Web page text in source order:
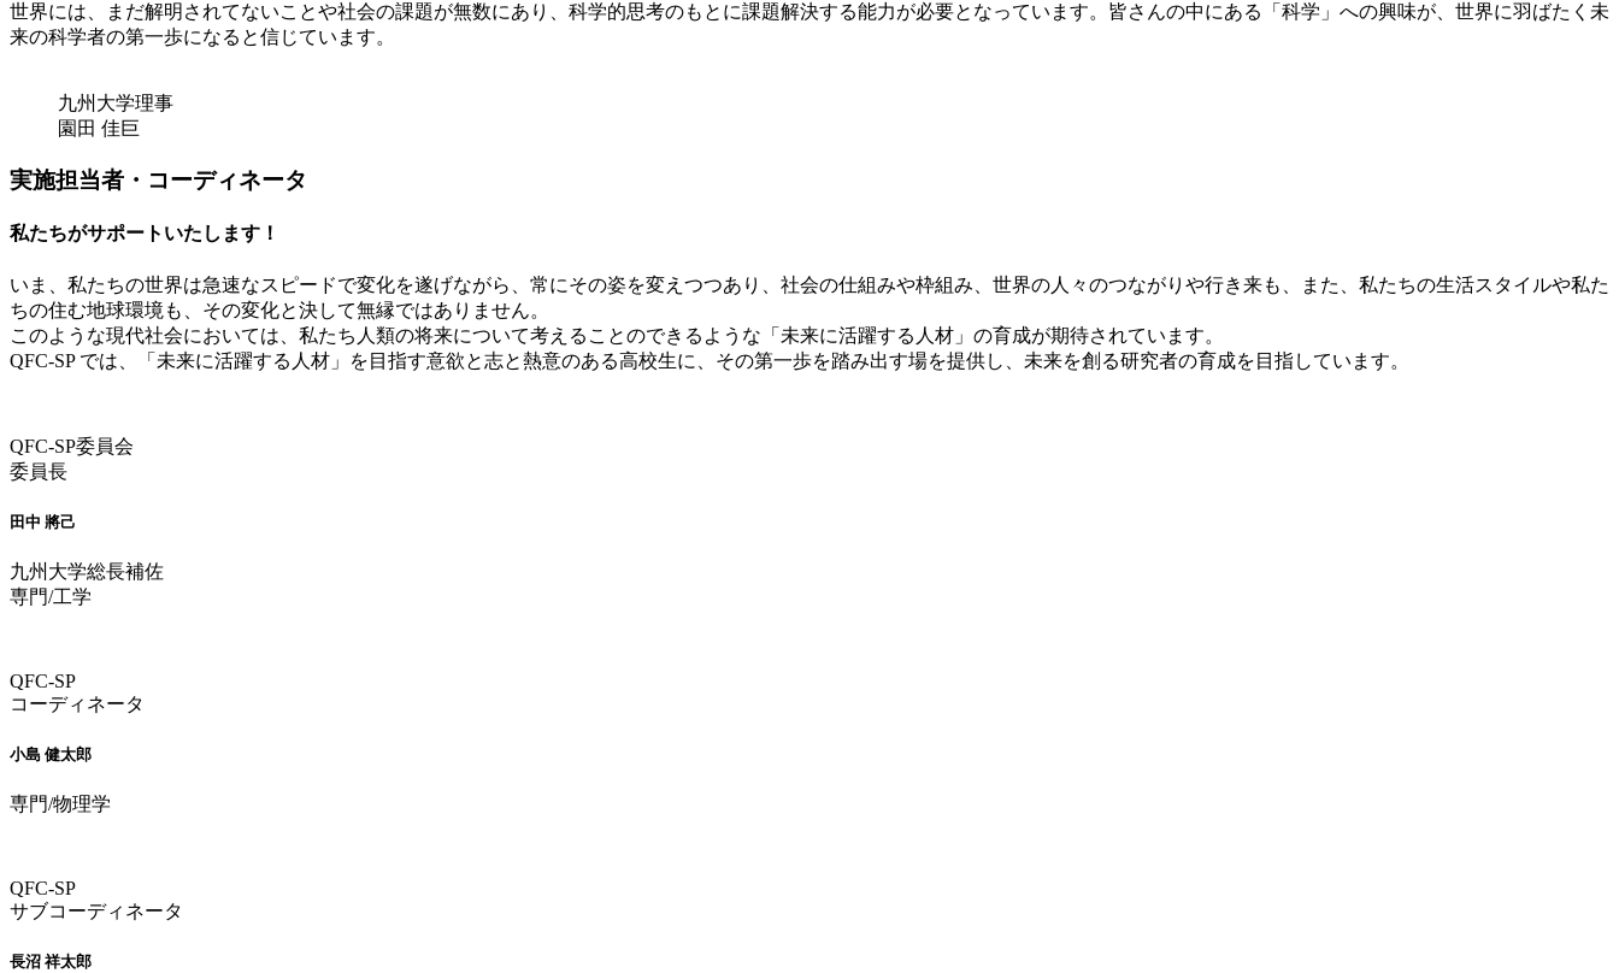
世界には、まだ解明されてないことや社会の課題が無数にあり、科学的思考のもとに課題解決する能力が必要となっています。皆さんの中にある「科学」への興味が、世界に羽ばたく未
来の科学者の第一歩になると信じています。
九州大学理事
園田 佳巨
実施担当者・コーディネータ
私たちがサポートいたします！
いま、私たちの世界は急速なスピードで変化を遂げながら、常にその姿を変えつつあり、社会の仕組みや枠組み、世界の人々のつながりや行き来も、また、私たちの生活スタイルや私た
ちの住む地球環境も、その変化と決して無縁ではありません。
このような現代社会においては、私たち人類の将来について考えることのできるような「未来に活躍する人材」の育成が期待されています。
QFC-SP では、「未来に活躍する人材」を目指す意欲と志と熱意のある高校生に、その第一歩を踏み出す場を提供し、未来を創る研究者の育成を目指しています。
QFC-SP委員会
委員長
田中 將己
九州大学総長補佐
専門/工学
QFC-SP
コーディネータ
小島 健太郎
専門/物理学
QFC-SP
サブコーディネータ
長沼 祥太郎